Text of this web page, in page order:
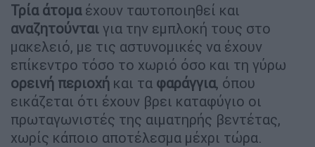
Τρία άτομαέχουν ταυτοποιηθεί και
αναζητούνται για την εμπλοκή τους στο
μακελειό, με τις αστυνομικές να έχουν
επίκεντρο τόσο το χωριό όσο και τη γύρω
ορεινή περιοχή και τα φαράγγια, όπου
εικάζεται ότι έχουν βρει καταφύγιο οι
πρωταγωνιστές της αιματηρής βεντέτας,
χωρίς κάποιο αποτέλεσμα μέχρι τώρα.